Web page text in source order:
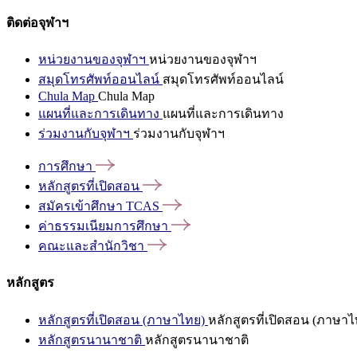
ติดต่อจุฬาฯ
หน่วยงานของจุฬาฯ หน่วยงานของจุฬาฯ
สมุดโทรศัพท์ออนไลน์ สมุดโทรศัพท์ออนไลน์
Chula Map Chula Map
แผนที่และการเดินทาง แผนที่และการเดินทาง
ร่วมงานกับจุฬาฯ ร่วมงานกับจุฬาฯ
การศึกษา
หลักสูตรที่เปิดสอน
สมัครเข้าศึกษา TCAS
ค่าธรรมเนียมการศึกษา
คณะและสำนักวิชา
หลักสูตร
หลักสูตรที่เปิดสอน (ภาษาไทย) หลักสูตรที่เปิดสอน (ภาษาไ
หลักสูตรนานาชาติ หลักสูตรนานาชาติ